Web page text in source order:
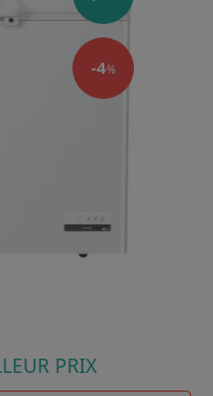
-4%
PRIX